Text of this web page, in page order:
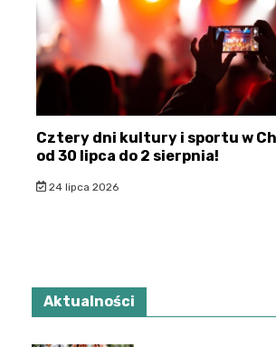
Cztery dni kultury i sportu w
od 30 lipca do 2 sierpnia!
24 lipca 2026
Aktualności